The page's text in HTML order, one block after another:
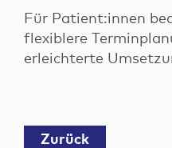
Für Patient:innen
flexiblere
erleichterte
Zurück